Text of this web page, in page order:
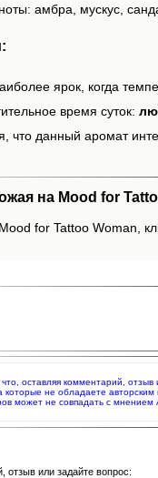
амбра, мускус,
ярок, когда
время суток:
что данный аромат
на Mood for
for Tattoo Woman,
оставляя комментарий,
которые не обладаете
может не совпадать с мнением
отзыв или задайте вопрос: